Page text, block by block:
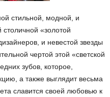
стильной, модной, и
столичной «золотой
и невестой звезды
чертой этой «светской
зубов, которое,
а также выглядит весьма
славится своей любовью к